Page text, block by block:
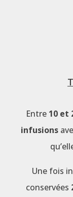
Entre 10 et
infusions
Une fois
conservées